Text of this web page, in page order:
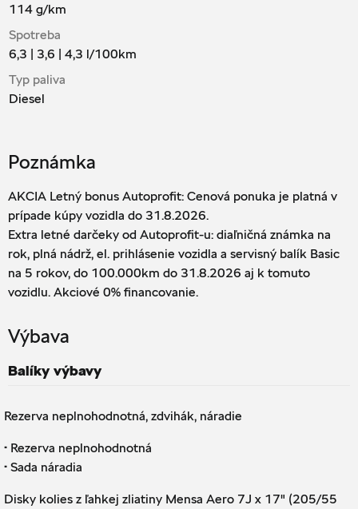
114 g/km
Spotreba
6,3 | 3,6 | 4,3 l/100km
Typ paliva
Diesel
Poznámka
AKCIA Letný bonus Autoprofit: Cenová ponuka je platná v
prípade kúpy vozidla do 31.8.2026.
Extra letné darčeky od Autoprofit-u: diaľničná známka na
rok, plná nádrž, el. prihlásenie vozidla a servisný balík Basic
na 5 rokov, do 100.000km do 31.8.2026 aj k tomuto
vozidlu. Akciové 0% financovanie.
Výbava
Balíky výbavy
Rezerva neplnohodnotná, zdvihák, náradie
· Rezerva neplnohodnotná
· Sada náradia
Disky kolies z ľahkej zliatiny Mensa Aero 7J x 17" (205/55